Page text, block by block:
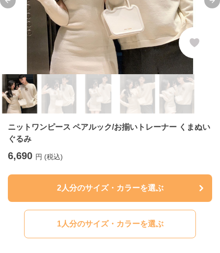
Previous slide
ニットワンピース ペアルック/お揃いトレーナー くまぬい
ぐるみ
6,690 円 (税込)
2人分のサイズ・カラーを選ぶ
1人分のサイズ・カラーを選ぶ